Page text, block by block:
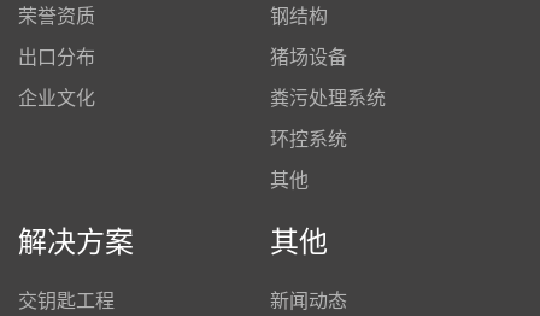
荣誉资质
出口分布
企业文化
钢结构
猪场设备
粪污处理系统
环控系统
其他
解决方案
交钥匙工程
其他
新闻动态